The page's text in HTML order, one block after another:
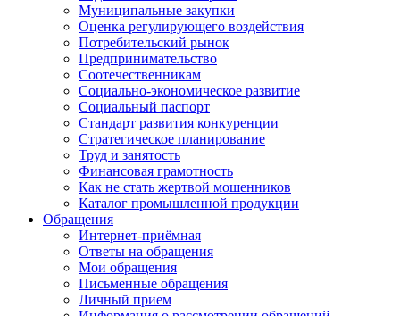
Муниципальные закупки
Оценка регулирующего воздействия
Потребительский рынок
Предпринимательство
Соотечественникам
Социально-экономическое развитие
Социальный паспорт
Стандарт развития конкуренции
Стратегическое планирование
Труд и занятость
Финансовая грамотность
Как не стать жертвой мошенников
Каталог промышленной продукции
Обращения
Интернет-приёмная
Ответы на обращения
Мои обращения
Письменные обращения
Личный прием